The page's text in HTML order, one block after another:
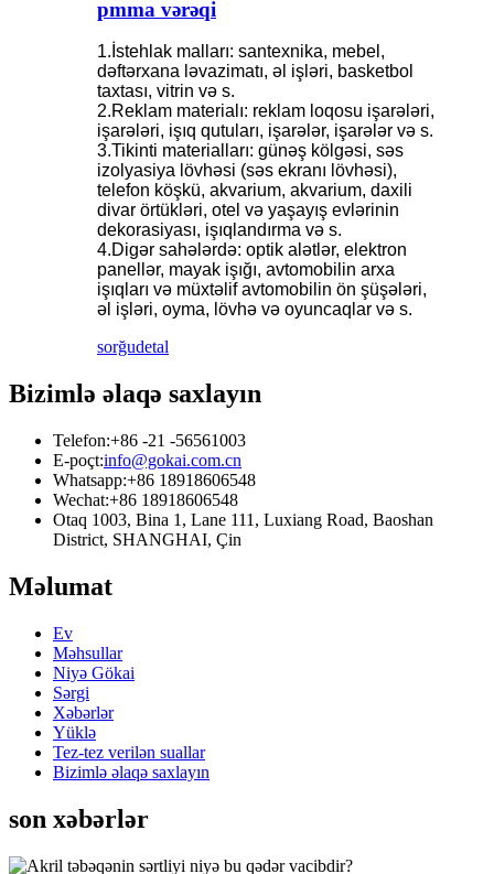
pmma vərəqi
1.İstehlak malları: santexnika, mebel,
dəftərxana ləvazimatı, əl işləri, basketbol
taxtası, vitrin və s.
2.Reklam materialı: reklam loqosu işarələri,
işarələri, işıq qutuları, işarələr, işarələr və s.
3.Tikinti materialları: günəş kölgəsi, səs
izolyasiya lövhəsi (səs ekranı lövhəsi),
telefon köşkü, akvarium, akvarium, daxili
divar örtükləri, otel və yaşayış evlərinin
dekorasiyası, işıqlandırma və s.
4.Digər sahələrdə: optik alətlər, elektron
panellər, mayak işığı, avtomobilin arxa
işıqları və müxtəlif avtomobilin ön şüşələri,
əl işləri, oyma, lövhə və oyuncaqlar və s.
sorğudetal
Bizimlə əlaqə saxlayın
Telefon:+86 -21 -56561003
E-poçt:info@gokai.com.cn
Whatsapp:+86 18918606548
Wechat:+86 18918606548
Otaq 1003, Bina 1, Lane 111, Luxiang Road, Baoshan
District, SHANGHAI, Çin
Məlumat
Ev
Məhsullar
Niyə Gökai
Sərgi
Xəbərlər
Yüklə
Tez-tez verilən suallar
Bizimlə əlaqə saxlayın
son xəbərlər